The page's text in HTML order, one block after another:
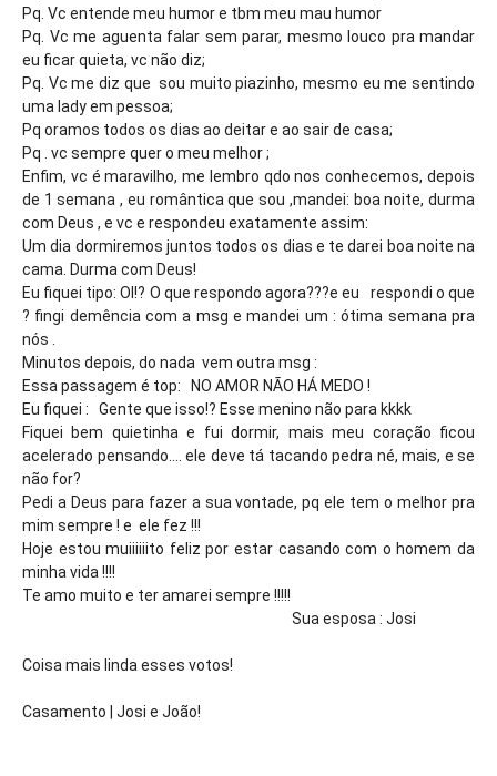
Pq. Vc entende meu humor e tbm meu mau humor
Pq. Vc me aguenta falar sem parar, mesmo louco pra mandar
eu ficar quieta, vc não diz;
Pq. Vc me diz que sou muito piazinho, mesmo eu me sentindo
uma lady em pessoa;
Pq oramos todos os dias ao deitar e ao sair de casa;
Pq . vc sempre quer o meu melhor ;
Enfim, vc é maravilho, me lembro qdo nos conhecemos, depois
de 1 semana , eu romântica que sou ,mandei: boa noite, durma
com Deus , e vc e respondeu exatamente assim:
Um dia dormiremos juntos todos os dias e te darei boa noite na
cama. Durma com Deus!
Eu fiquei tipo: OI!? O que respondo agora???e eu respondi o que
? fingi demência com a msg e mandei um : ótima semana pra
nós .
Minutos depois, do nada vem outra msg :
Essa passagem é top: NO AMOR NÃO HÁ MEDO !
Eu fiquei : Gente que isso!? Esse menino não para kkkk
Fiquei bem quietinha e fui dormir, mais meu coração ficou
acelerado pensando.... ele deve tá tacando pedra né, mais, e se
não for?
Pedi a Deus para fazer a sua vontade, pq ele tem o melhor pra
mim sempre ! e ele fez !!!
Hoje estou muiiiiiito feliz por estar casando com o homem da
minha vida !!!!
Te amo muito e ter amarei sempre !!!!!
Sua esposa : Josi
Coisa mais linda esses votos!
Casamento | Josi e João!